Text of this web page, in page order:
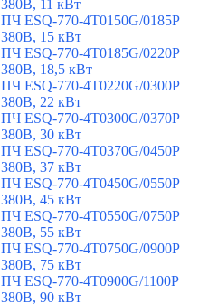
380В, 11 кВт
ПЧ ESQ-770-4T0150G/0185P
380В, 15 кВт
ПЧ ESQ-770-4T0185G/0220P
380В, 18,5 кВт
ПЧ ESQ-770-4T0220G/0300P
380В, 22 кВт
ПЧ ESQ-770-4T0300G/0370P
380В, 30 кВт
ПЧ ESQ-770-4T0370G/0450P
380В, 37 кВт
ПЧ ESQ-770-4T0450G/0550P
380В, 45 кВт
ПЧ ESQ-770-4T0550G/0750P
380В, 55 кВт
ПЧ ESQ-770-4T0750G/0900P
380В, 75 кВт
ПЧ ESQ-770-4T0900G/1100P
380В, 90 кВт